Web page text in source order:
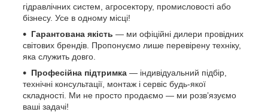
гідравлічних систем, агросектору, промисловості або
бізнесу. Усе в одному місці!
Гарантована якість — ми офіційні дилери провідних
світових брендів. Пропонуємо лише перевірену техніку,
яка служить довго.
Професійна підтримка — індивідуальний підбір,
технічні консультації, монтаж і сервіс будь-якої
складності. Ми не просто продаємо — ми розв’язуємо
ваші задачі!